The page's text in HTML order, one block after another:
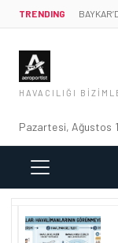
TRENDING
HAVACILIĞI
Pazartesi, Ağustos